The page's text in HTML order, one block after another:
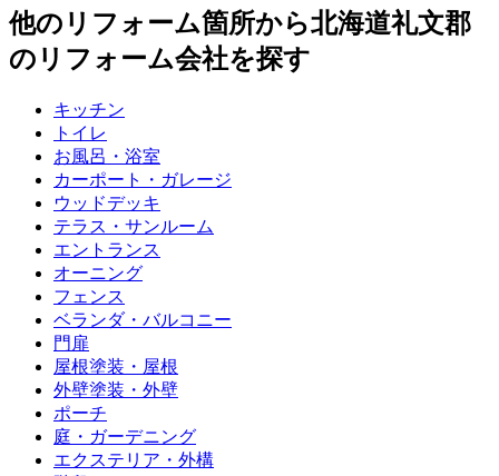
他のリフォーム箇所から北海道礼文郡
のリフォーム会社を探す
キッチン
トイレ
お風呂・浴室
カーポート・ガレージ
ウッドデッキ
テラス・サンルーム
エントランス
オーニング
フェンス
ベランダ・バルコニー
門扉
屋根塗装・屋根
外壁塗装・外壁
ポーチ
庭・ガーデニング
エクステリア・外構